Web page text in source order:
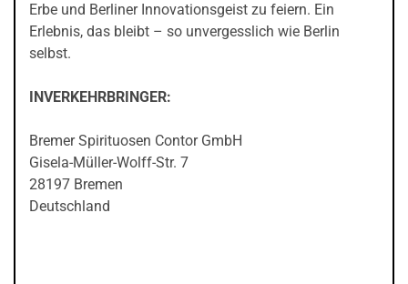
Erbe und Berliner Innovationsgeist zu feiern. Ein
Erlebnis, das bleibt – so unvergesslich wie Berlin
selbst.
INVERKEHRBRINGER:
Bremer Spirituosen Contor GmbH
Gisela-Müller-Wolff-Str. 7
28197 Bremen
Deutschland